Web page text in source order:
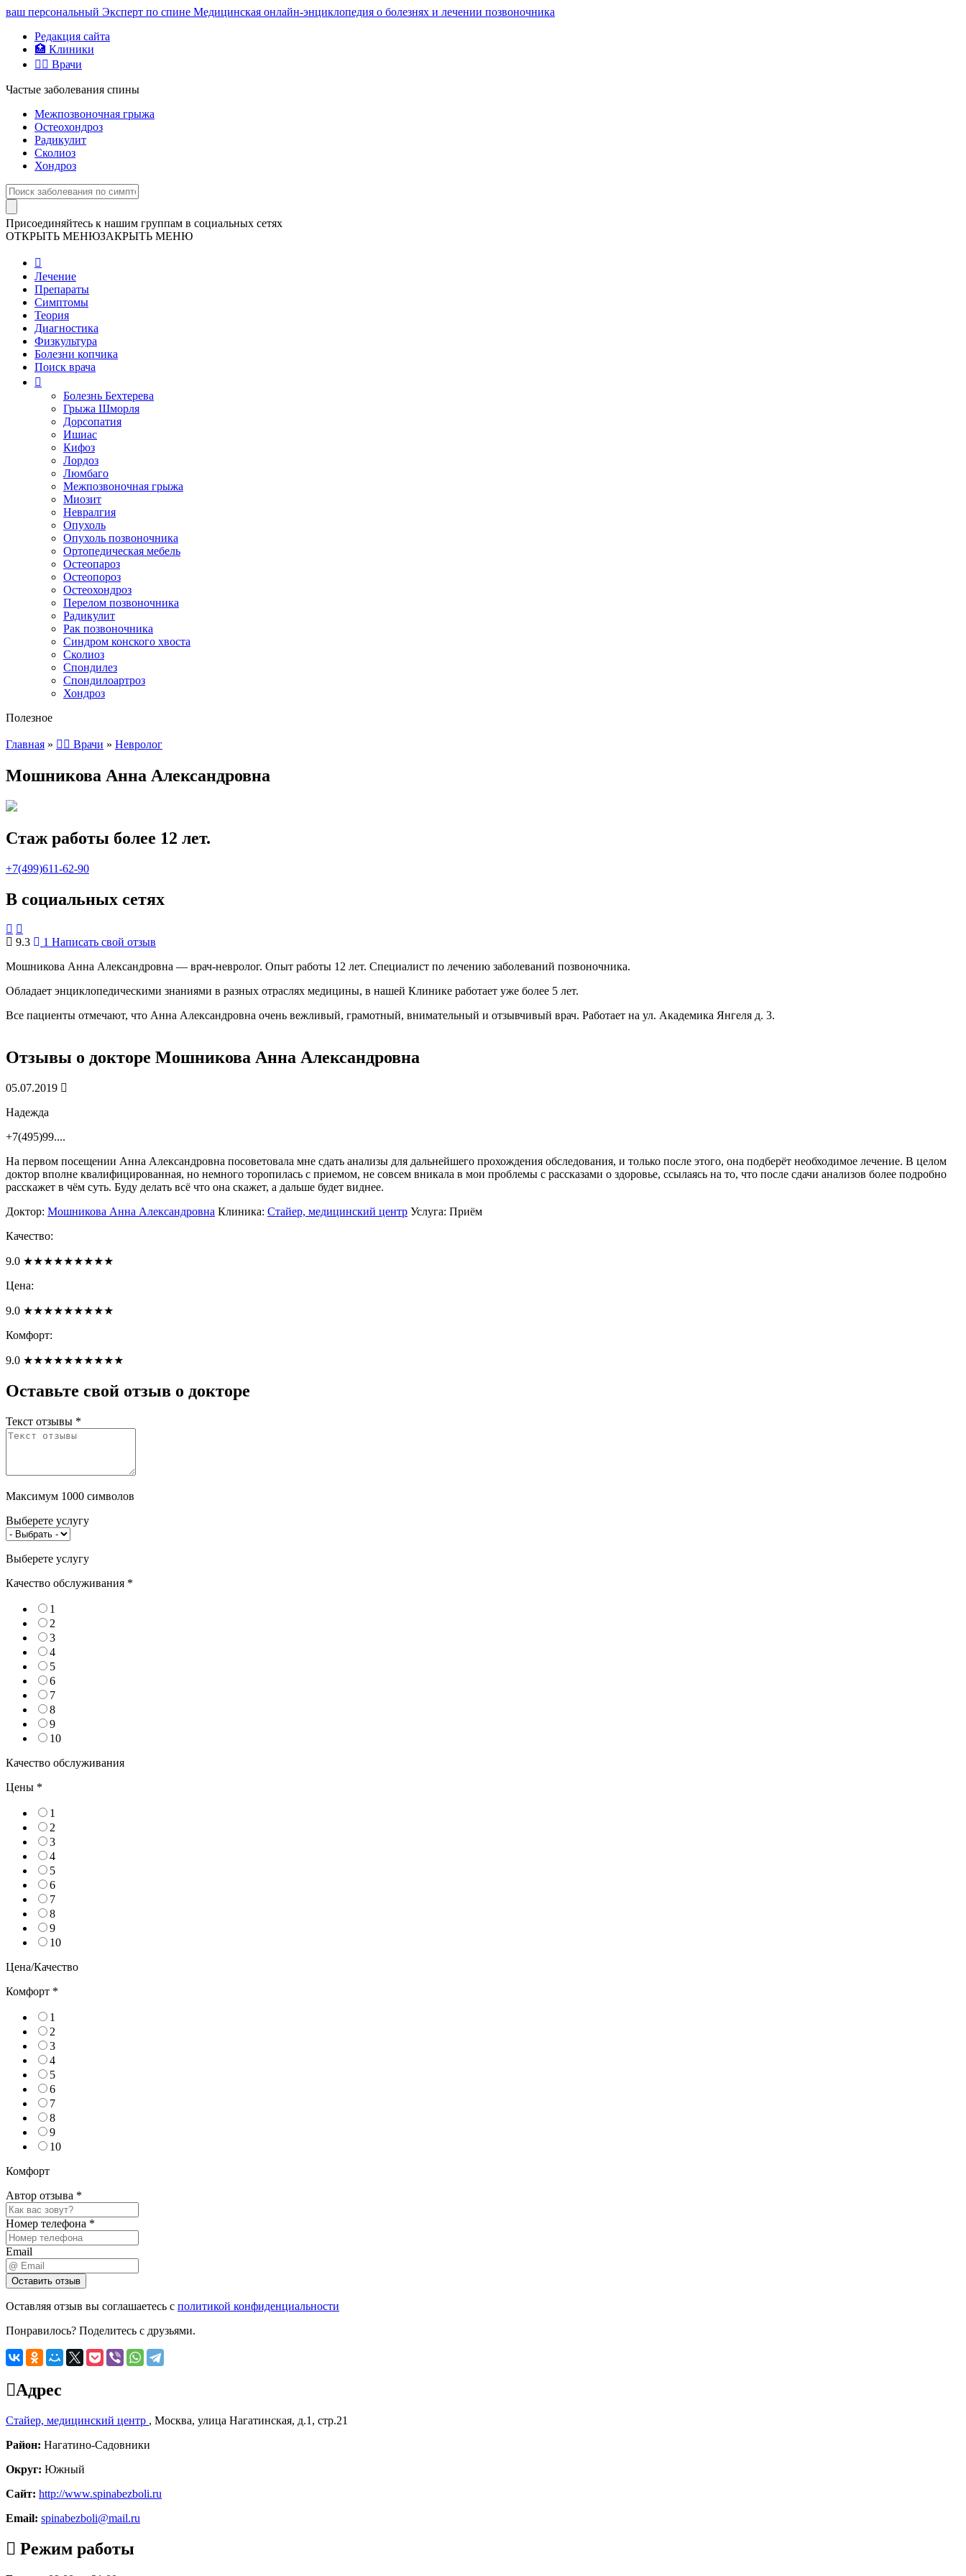
ваш персональный Эксперт по спине Медицинская онлайн-энциклопедия о болезнях и лечении позвоночника
Редакция сайта
🏥 Клиники
👨‍⚕️ Врачи
Частые заболевания спины
Межпозвоночная грыжа
Остеохондроз
Радикулит
Сколиоз
Хондроз
Присоединяйтесь к нашим группам в социальных сетях
ОТКРЫТЬ МЕНЮЗАКРЫТЬ МЕНЮ
Лечение
Препараты
Симптомы
Теория
Диагностика
Физкультура
Болезни копчика
Поиск врача
Болезнь Бехтерева
Грыжа Шморля
Дорсопатия
Ишиас
Кифоз
Лордоз
Люмбаго
Межпозвоночная грыжа
Миозит
Невралгия
Опухоль
Опухоль позвоночника
Ортопедическая мебель
Остеопароз
Остеопороз
Остеохондроз
Перелом позвоночника
Радикулит
Рак позвоночника
Синдром конского хвоста
Сколиоз
Спондилез
Спондилоартроз
Хондроз
Полезное
Главная » 👨‍⚕️ Врачи » Невролог
Мошникова Анна Александровна
Стаж работы более 12 лет.
+7(499)611-62-90
В социальных сетях
9.3 1 Написать свой отзыв
Мошникова Анна Александровна — врач-невролог. Опыт работы 12 лет. Специалист по лечению заболеваний позвоночника.
Обладает энциклопедическими знаниями в разных отраслях медицины, в нашей Клинике работает уже более 5 лет.
Все пациенты отмечают, что Анна Александровна очень вежливый, грамотный, внимательный и отзывчивый врач. Работает на ул. Академика Янгеля д. 3.
Отзывы о докторе Мошникова Анна Александровна
05.07.2019
Надежда
+7(495)99....
На первом посещении Анна Александровна посоветовала мне сдать анализы для дальнейшего прохождения обследования, и только после этого, она подберёт необходимое лечение. В целом
доктор вполне квалифицированная, но немного торопилась с приемом, не совсем вникала в мои проблемы с рассказами о здоровье, ссылаясь на то, что после сдачи анализов более подробно
расскажет в чём суть. Буду делать всё что она скажет, а дальше будет виднее.
Доктор: Мошникова Анна Александровна Клиника: Стайер, медицинский центр Услуга: Приём
Качество:
9.0 ★★★★★★★★★
Цена:
9.0 ★★★★★★★★★
Комфорт:
9.0 ★★★★★★★★★★
Оставьте свой отзыв о докторе
Текст отзывы *
Максимум 1000 символов
Выберете услугу
Выберете услугу
Качество обслуживания *
1
2
3
4
5
6
7
8
9
10
Качество обслуживания
Цены *
1
2
3
4
5
6
7
8
9
10
Цена/Качество
Комфорт *
1
2
3
4
5
6
7
8
9
10
Комфорт
Автор отзыва *
Номер телефона *
Email
Оставляя отзыв вы соглашаетесь с политикой конфиденциальности
Понравилось? Поделитесь с друзьями.
Адрес
Стайер, медицинский центр , Москва, улица Нагатинская, д.1, стр.21
Район: Нагатино-Садовники
Округ: Южный
Сайт: http://www.spinabezboli.ru
Email: spinabezboli@mail.ru
Режим работы